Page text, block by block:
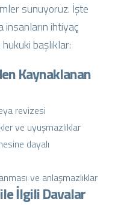
sunuyoruz. İşte
insanların ihtiyaç
başlıklar:
Kaynaklanan
revizesi
ve uyuşmazlıklar
dayalı
ve anlaşmazlıklar
İlgili Davalar